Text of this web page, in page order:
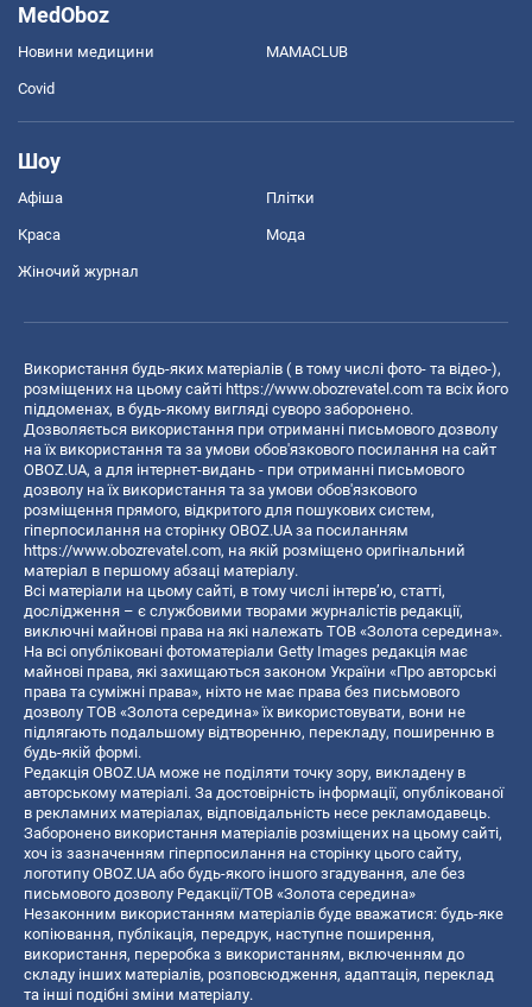
MedOboz
Новини медицини MAMACLUB
Covid
Шоу
Афіша Плітки
Краса Мода
Жіночий журнал
Використання будь-яких матеріалів ( в тому числі фото- та відео-),
розміщених на цьому сайті https://www.obozrevatel.com та всіх його
піддоменах, в будь-якому вигляді суворо заборонено.
Дозволяється використання при отриманні письмового дозволу
на їх використання та за умови обов'язкового посилання на сайт
OBOZ.UA, а для інтернет-видань - при отриманні письмового
дозволу на їх використання та за умови обов'язкового
розміщення прямого, відкритого для пошукових систем,
гіперпосилання на сторінку OBOZ.UA за посиланням
https://www.obozrevatel.com, на якій розміщено оригінальний
матеріал в першому абзаці матеріалу.
Всі матеріали на цьому сайті, в тому числі інтерв’ю, статті,
дослідження – є службовими творами журналістів редакції,
виключні майнові права на які належать ТОВ «Золота середина».
На всі опубліковані фотоматеріали Getty Images редакція має
майнові права, які захищаються законом України «Про авторські
права та суміжні права», ніхто не має права без письмового
дозволу ТОВ «Золота середина» їх використовувати, вони не
підлягають подальшому відтворенню, перекладу, поширенню в
будь-якій формі.
Редакція OBOZ.UA може не поділяти точку зору, викладену в
авторському матеріалі. За достовірність інформації, опублікованої
в рекламних матеріалах, відповідальність несе рекламодавець.
Заборонено використання матеріалів розміщених на цьому сайті,
хоч із зазначенням гіперпосилання на сторінку цього сайту,
логотипу OBOZ.UA або будь-якого іншого згадування, але без
письмового дозволу Редакції/ТОВ «Золота середина»
Незаконним використанням матеріалів буде вважатися: будь-яке
копiювання, публiкацiя, передрук, наступне поширення,
використання, переробка з використанням, включенням до
складу інших матеріалів, розповсюдження, адаптація, переклад
та інші подібні зміни матеріалу.